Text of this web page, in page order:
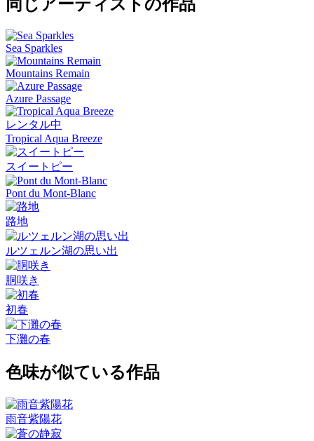
同じアーティストの作品
Sea Sparkles
Mountains Remain
Azure Passage
レンタル中
Tropical Aqua Breeze
スイートピー
Pont du Mont-Blanc
路地
ルツェルン湖の思い出
胴咲き
初春
下灘の春
色味が似ている作品
雨音紫陽花